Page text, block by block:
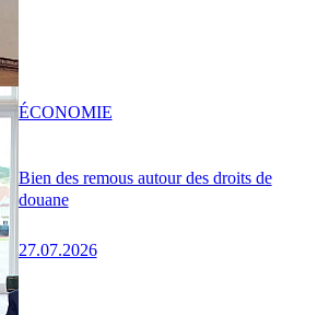
Bien des remous autour des droits de
douane
27.07.2026
ÉCONOMIE